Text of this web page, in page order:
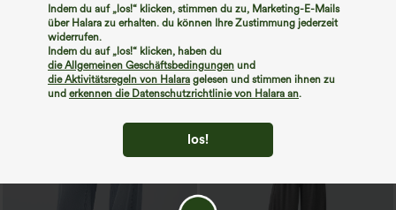
Indem du auf „los!“ klicken, stimmen du zu, Marketing-E-Mails
über Halara zu erhalten. du können Ihre Zustimmung jederzeit
widerrufen.
Indem du auf „los!“ klicken, haben du
die Allgemeinen Geschäftsbedingungen und
die Aktivitätsregeln von Halara gelesen und stimmen ihnen zu
und erkennen die Datenschutzrichtlinie von Halara an.
los!
+13
mittlerer Bundhöhe, seitlicher
Reißverschlusstasche und